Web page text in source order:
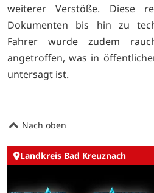
weiterer Verstöße. Diese
Dokumenten bis hin zu
Fahrer wurde zudem
angetroffen, was in
untersagt ist.
Nach oben
Landkreis Bad Kreuznach